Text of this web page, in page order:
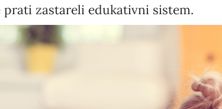
zastareli edukativni sistem.
preferences